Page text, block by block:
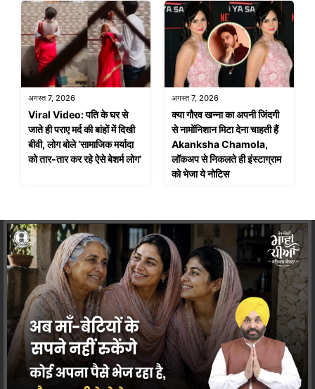
अगस्त 7, 2026
Viral Video: पति के घर से
जाते ही पराए मर्द की बांहों में दिखी
बीवी, लोग बोले ‘सामाजिक मर्यादा
को तार-तार कर रहे ऐसे बेशर्म लोग’
अगस्त 7, 2026
क्या गौरव खन्ना का अपनी जिंदगी
से नामोंनिशान मिटा देना चाहती हैं
Akanksha Chamola,
लॉकअप से निकलते ही इंस्टाग्राम
को भेजा ये नोटिस